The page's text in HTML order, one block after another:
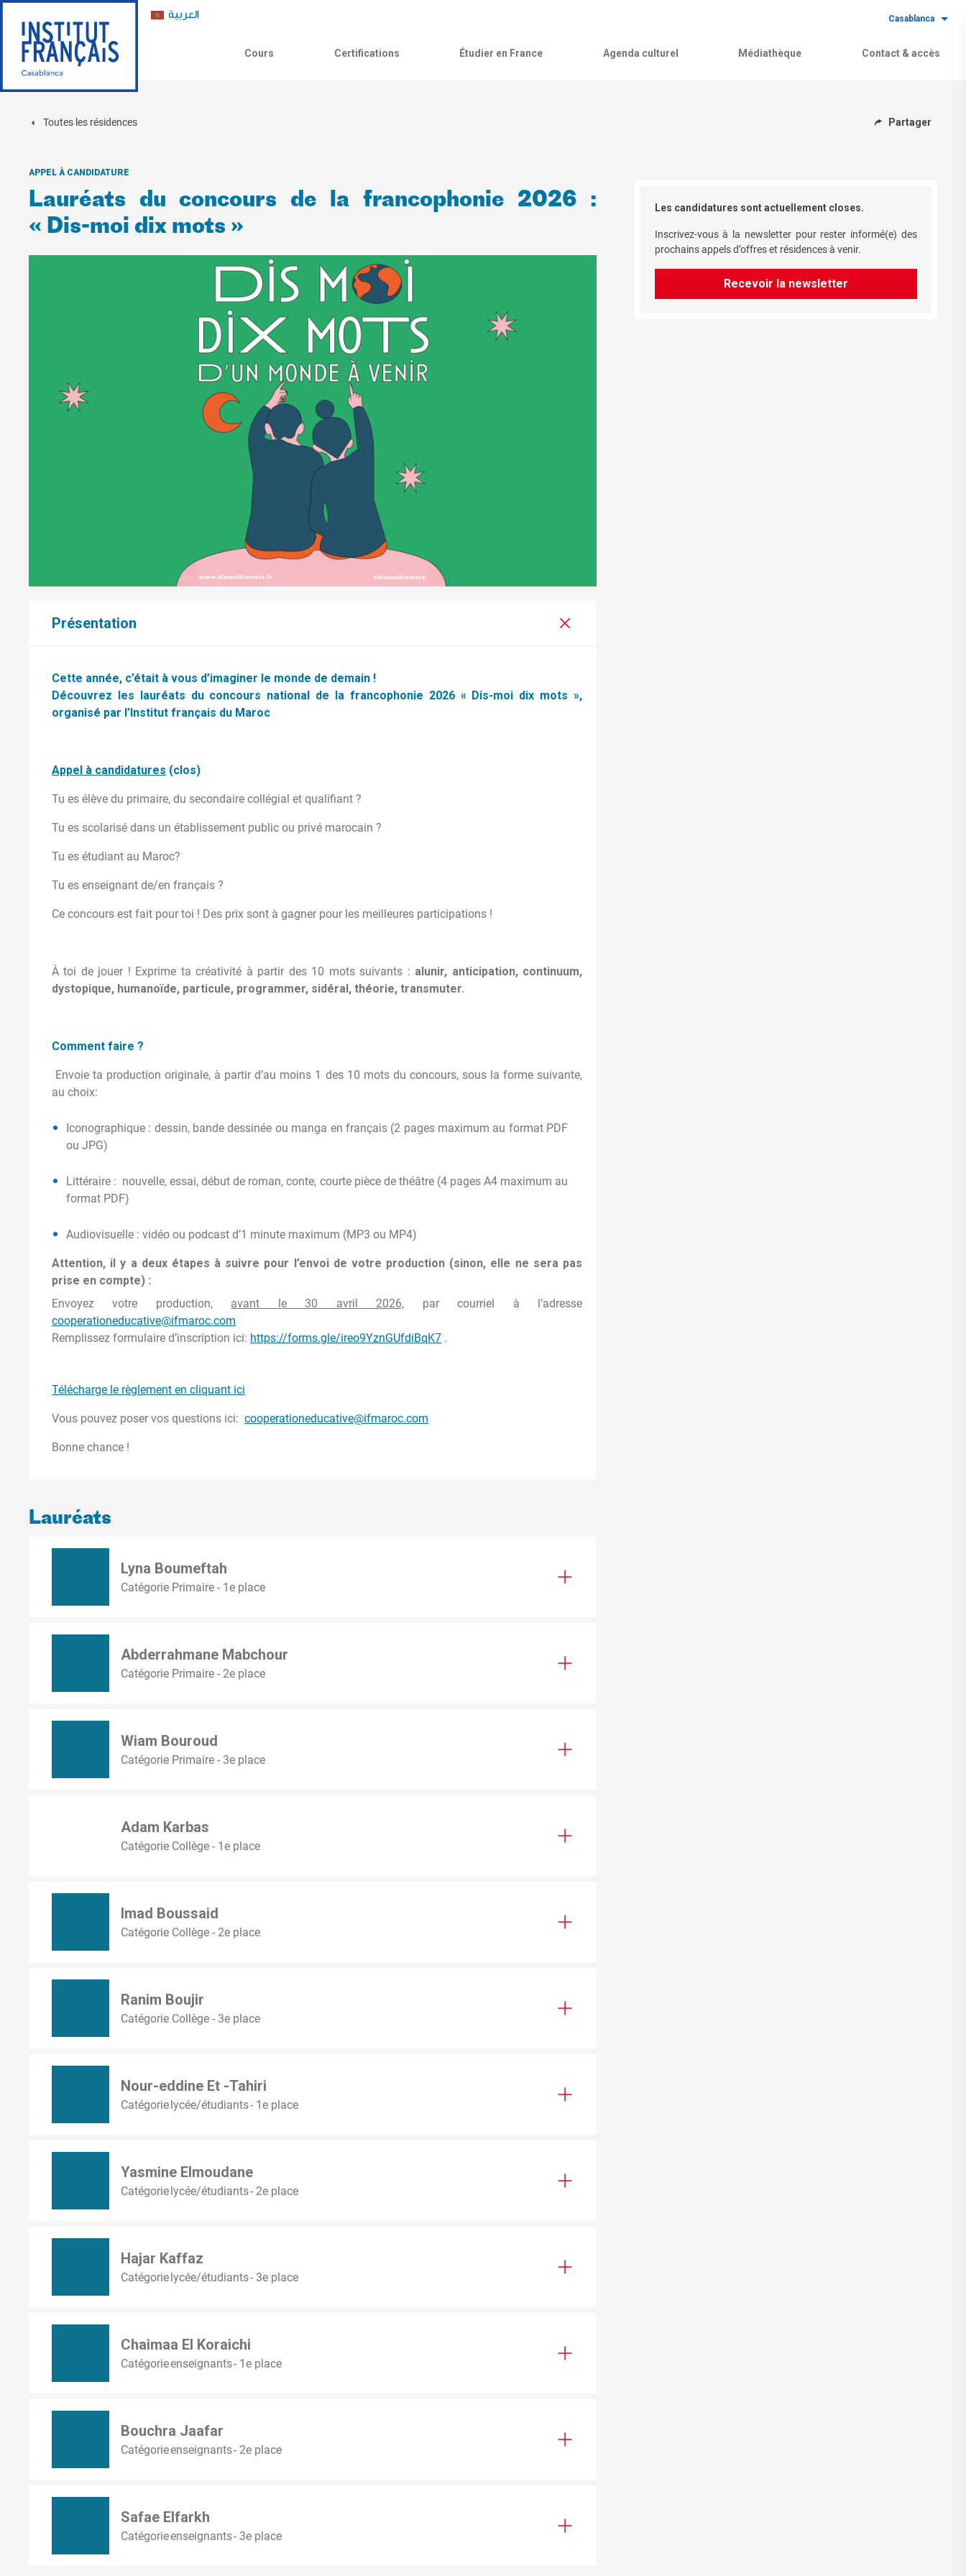
العربية Casablanca
Cours Certifications Étudier en France Agenda culturel Médiathèque Contact & accès
Toutes les résidences Partager
APPEL À CANDIDATURE
Lauréats du concours de la francophonie 2026 :
« Dis-moi dix mots »
Présentation
Cette année, c’était à vous d’imaginer le monde de demain !
Découvrez les lauréats du concours national de la francophonie 2026 « Dis-moi dix mots »,
organisé par l’Institut français du Maroc
Appel à candidatures (clos)
Tu es élève du primaire, du secondaire collégial et qualifiant ?
Tu es scolarisé dans un établissement public ou privé marocain ?
Tu es étudiant au Maroc?
Tu es enseignant de/en français ?
Ce concours est fait pour toi ! Des prix sont à gagner pour les meilleures participations !
À toi de jouer ! Exprime ta créativité à partir des 10 mots suivants : alunir, anticipation, continuum,
dystopique, humanoïde, particule, programmer, sidéral, théorie, transmuter.
Comment faire ?
Envoie ta production originale, à partir d’au moins 1 des 10 mots du concours, sous la forme suivante,
au choix:
Iconographique : dessin, bande dessinée ou manga en français (2 pages maximum au format PDF
ou JPG)
Littéraire : nouvelle, essai, début de roman, conte, courte pièce de théâtre (4 pages A4 maximum au
format PDF)
Audiovisuelle : vidéo ou podcast d’1 minute maximum (MP3 ou MP4)
Attention, il y a deux étapes à suivre pour l’envoi de votre production (sinon, elle ne sera pas
prise en compte) :
Envoyez votre production, avant le 30 avril 2026, par courriel à l’adresse
cooperationeducative@ifmaroc.com
Remplissez formulaire d’inscription ici: https://forms.gle/ireo9YznGUfdiBqK7 .
Télécharge le règlement en cliquant ici
Vous pouvez poser vos questions ici: cooperationeducative@ifmaroc.com
Bonne chance !
Lauréats
Lyna Boumeftah
Catégorie Primaire - 1e place
Abderrahmane Mabchour
Catégorie Primaire - 2e place
Wiam Bouroud
Catégorie Primaire - 3e place
Adam Karbas
Catégorie Collège - 1e place
Imad Boussaid
Catégorie Collège - 2e place
Ranim Boujir
Catégorie Collège - 3e place
Nour-eddine Et -Tahiri
Catégorie lycée/étudiants - 1e place
Yasmine Elmoudane
Catégorie lycée/étudiants - 2e place
Hajar Kaffaz
Catégorie lycée/étudiants - 3e place
Chaimaa El Koraichi
Catégorie enseignants - 1e place
Bouchra Jaafar
Catégorie enseignants - 2e place
Safae Elfarkh
Catégorie enseignants - 3e place
Les candidatures sont actuellement closes.
Inscrivez-vous à la newsletter pour rester informé(e) des
prochains appels d’offres et résidences à venir.
Recevoir la newsletter